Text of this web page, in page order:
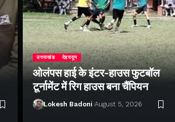
उत्तराखंड देहरादून
ओलंपस हाई के इंटर-हाउस फुटबॉल
टूर्नामेंट में रिग हाउस बना चैंपियन
Lokesh Badoni August 5, 2026